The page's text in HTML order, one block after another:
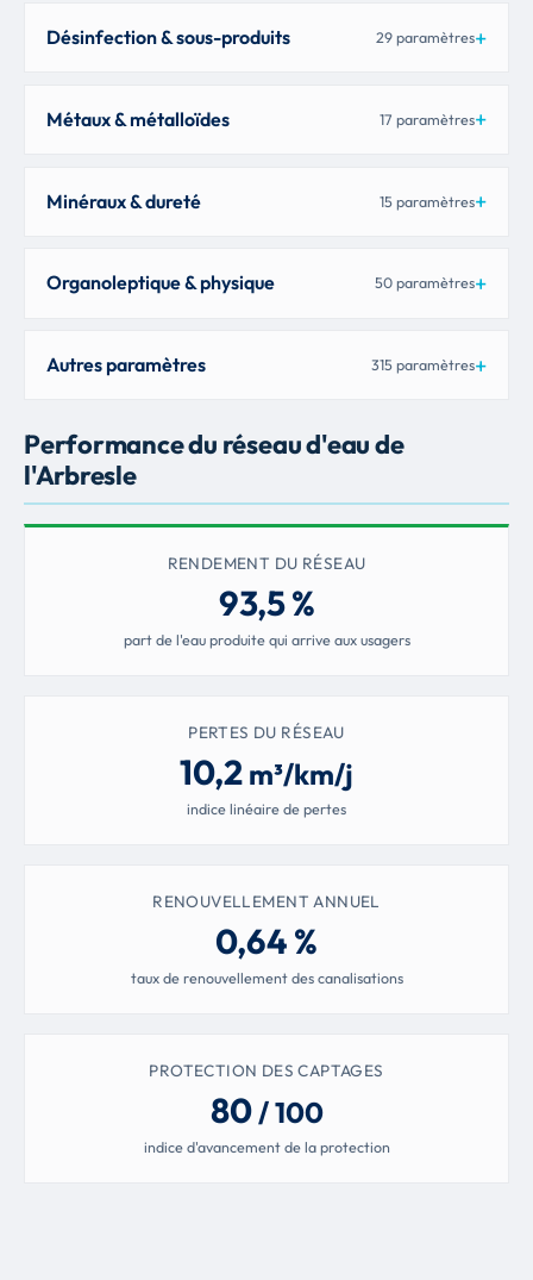
Désinfection & sous-produits 29 paramètres
Métaux & métalloïdes 17 paramètres
Minéraux & dureté 15 paramètres
Organoleptique & physique 50 paramètres
Autres paramètres 315 paramètres
Performance du réseau d'eau de
l'Arbresle
RENDEMENT DU RÉSEAU
93,5 %
part de l'eau produite qui arrive aux usagers
PERTES DU RÉSEAU
10,2 m³/km/j
indice linéaire de pertes
RENOUVELLEMENT ANNUEL
0,64 %
taux de renouvellement des canalisations
PROTECTION DES CAPTAGES
80/ 100
indice d'avancement de la protection